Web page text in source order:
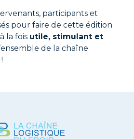
participants et
pour faire de cette édition
la fois utile, stimulant et
de la chaîne